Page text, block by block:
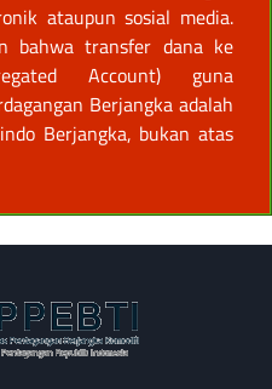
ataupun sosial media.
bahwa transfer dana ke
Account) guna
Berjangka adalah
Berjangka, bukan atas